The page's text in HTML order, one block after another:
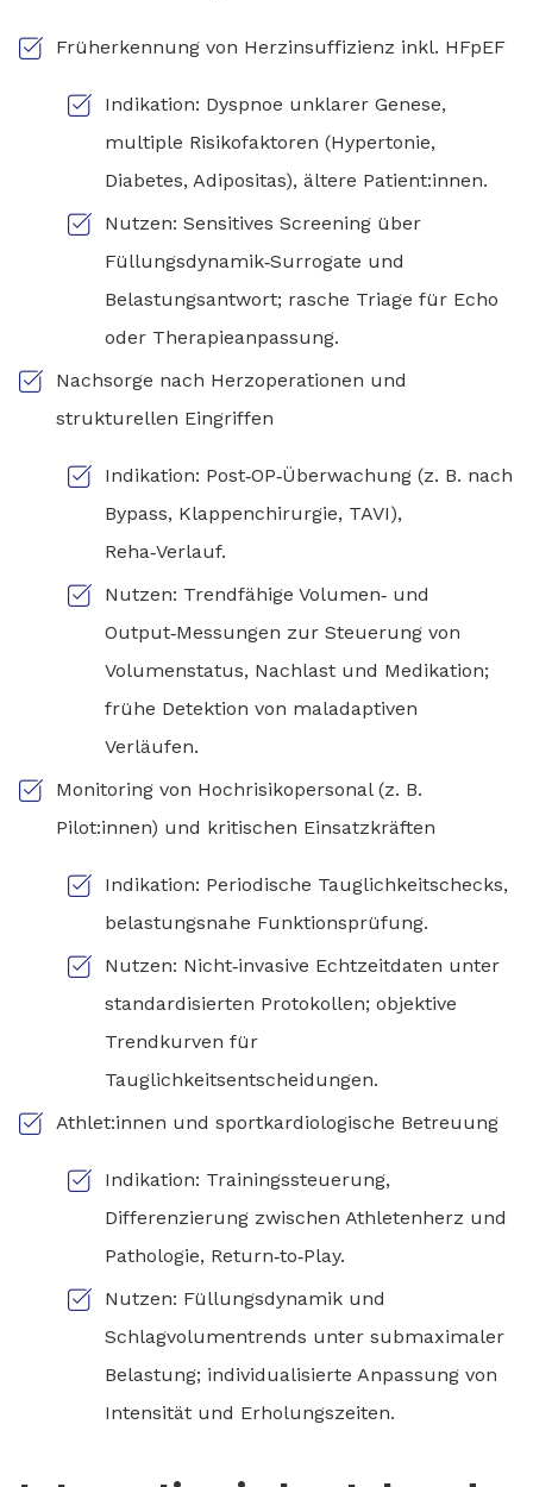
Früherkennung von Herzinsuffizienz inkl. HFpEF
Indikation: Dyspnoe unklarer Genese,
multiple Risikofaktoren (Hypertonie,
Diabetes, Adipositas), ältere Patient:innen.
Nutzen: Sensitives Screening über
Füllungsdynamik‑Surrogate und
Belastungsantwort; rasche Triage für Echo
oder Therapieanpassung.
Nachsorge nach Herzoperationen und
strukturellen Eingriffen
Indikation: Post‑OP‑Überwachung (z. B. nach
Bypass, Klappenchirurgie, TAVI),
Reha‑Verlauf.
Nutzen: Trendfähige Volumen‑ und
Output‑Messungen zur Steuerung von
Volumenstatus, Nachlast und Medikation;
frühe Detektion von maladaptiven
Verläufen.
Monitoring von Hochrisikopersonal (z. B.
Pilot:innen) und kritischen Einsatzkräften
Indikation: Periodische Tauglichkeitschecks,
belastungsnahe Funktionsprüfung.
Nutzen: Nicht‑invasive Echtzeitdaten unter
standardisierten Protokollen; objektive
Trendkurven für
Tauglichkeitsentscheidungen.
Athlet:innen und sportkardiologische Betreuung
Indikation: Trainingssteuerung,
Differenzierung zwischen Athletenherz und
Pathologie, Return‑to‑Play.
Nutzen: Füllungsdynamik und
Schlagvolumentrends unter submaximaler
Belastung; individualisierte Anpassung von
Intensität und Erholungszeiten.